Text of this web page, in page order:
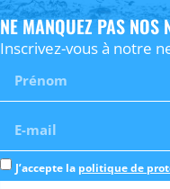
NE MANQUEZ PAS NOS
Inscrivez-vous à notre
J’accepte la politique de